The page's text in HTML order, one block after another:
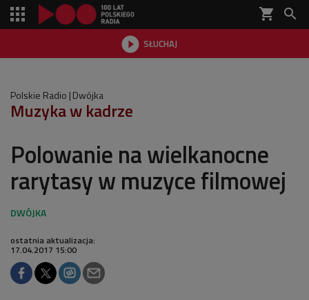
shopping_cart 
 SŁUCHAJ

Polskie Radio Dwójka
Muzyka w kadrze
Polowanie na wielkanocne
rarytasy w muzyce filmowej
ostatnia aktualizacja:
17.04.2017 15:00